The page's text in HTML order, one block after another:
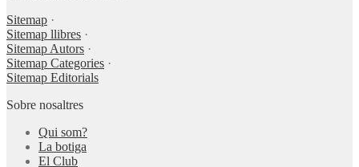
Sitemap ·
Sitemap llibres ·
Sitemap Autors ·
Sitemap Categories ·
Sitemap Editorials
Sobre nosaltres
Qui som?
La botiga
El Club